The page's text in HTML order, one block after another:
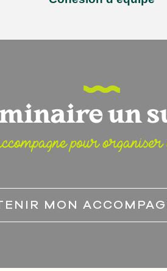
un
pour
MON